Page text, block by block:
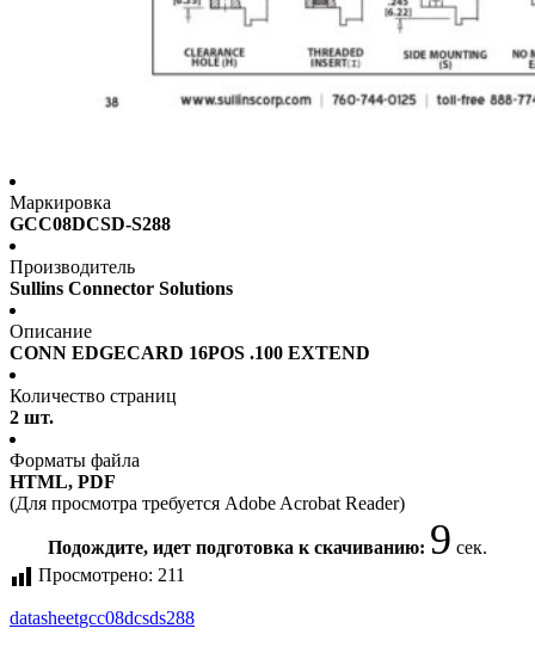
Маркировка
GCC08DCSD-S288
Производитель
Sullins Connector Solutions
Описание
CONN EDGECARD 16POS .100 EXTEND
Количество страниц
2 шт.
Форматы файла
HTML, PDF
(Для просмотра требуется Adobe Acrobat Reader)
Подождите, идет подготовка к скачиванию: 9 сек.
Просмотрено: 211
datasheetgcc08dcsds288